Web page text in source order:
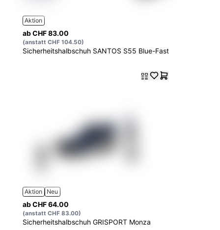
Aktion
ab CHF 83.00
(anstatt CHF 104.50)
Sicherheitshalbschuh SANTOS S55 Blue-Fast
Aktion Neu
ab CHF 64.00
(anstatt CHF 83.00)
Sicherheitshalbschuh GRISPORT Monza